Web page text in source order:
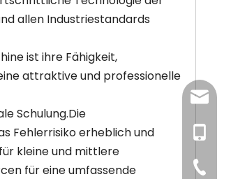
allen Industriestandards
ist ihre Fähigkeit,
attraktive und professionelle
Schulung.Die
Fehlerrisiko erheblich und
kleine und mittlere
für eine umfassende
+86-